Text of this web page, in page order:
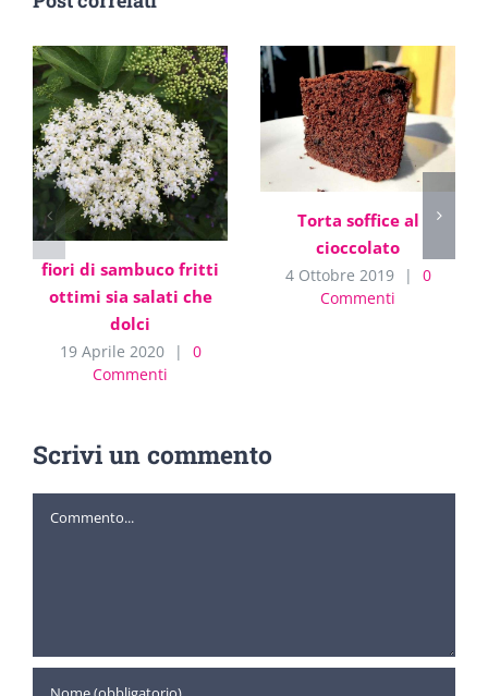
fiori di sambuco fritti
ottimi sia salati che
dolci
19 Aprile 2020 |
0
Commenti
Torta soffice al
cioccolato
4 Ottobre 2019 |
0
Commenti
Scrivi un commento
Commento